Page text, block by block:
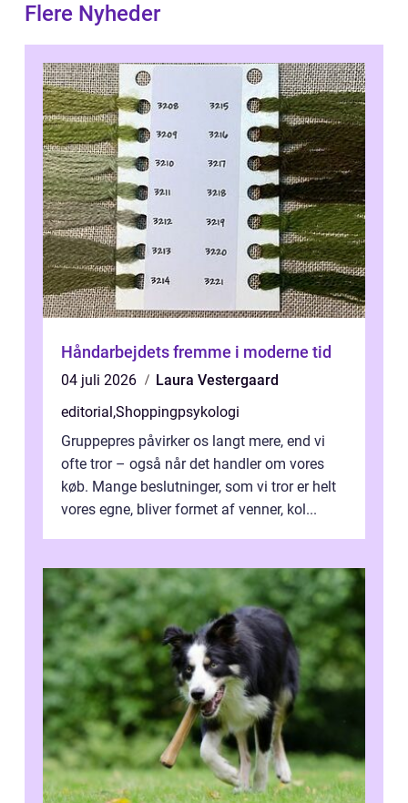
Flere Nyheder
Håndarbejdets fremme i moderne tid
04 juli 2026
Laura Vestergaard
editorial,Shoppingpsykologi
Gruppepres påvirker os langt mere, end vi
ofte tror – også når det handler om vores
køb. Mange beslutninger, som vi tror er helt
vores egne, bliver formet af venner, kol...